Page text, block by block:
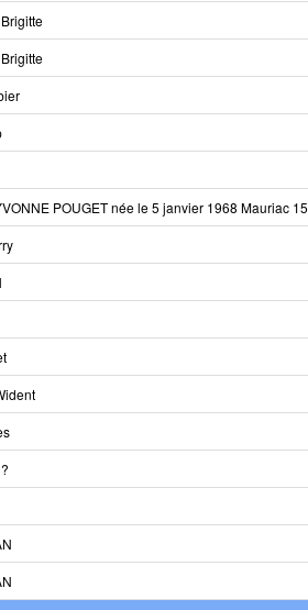
POUGET née le 5 janvier 1968 Mauriac 15